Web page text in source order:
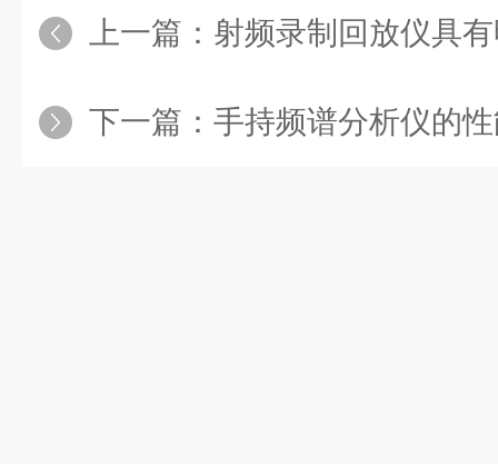
上一篇： 射频录制回放仪具
下一篇： 手持频谱分析仪的性能和测